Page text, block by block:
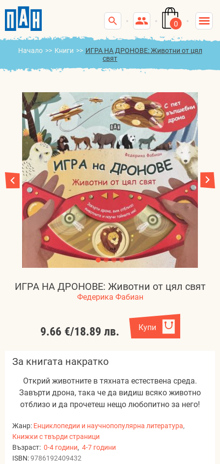
0
Начало >> Книги >> ИГРА НА ДРОНОВЕ: Животни от цял
свят
ИГРА НА ДРОНОВЕ: Животни от цял свят
Федерика Фабиан
9.66 €/18.89 лв. Купи
За книгата накратко
Открий животните в тяхната естествена среда.
Завърти дрона, така че да видиш всяко животно
отблизо и да прочетеш нещо любопитно за него!
Жанр: Енциклопедии и научнопопулярна литература,
Книжки с твърди страници
Възраст: 0-4 години, 4-7 години
ISBN:9786192409432